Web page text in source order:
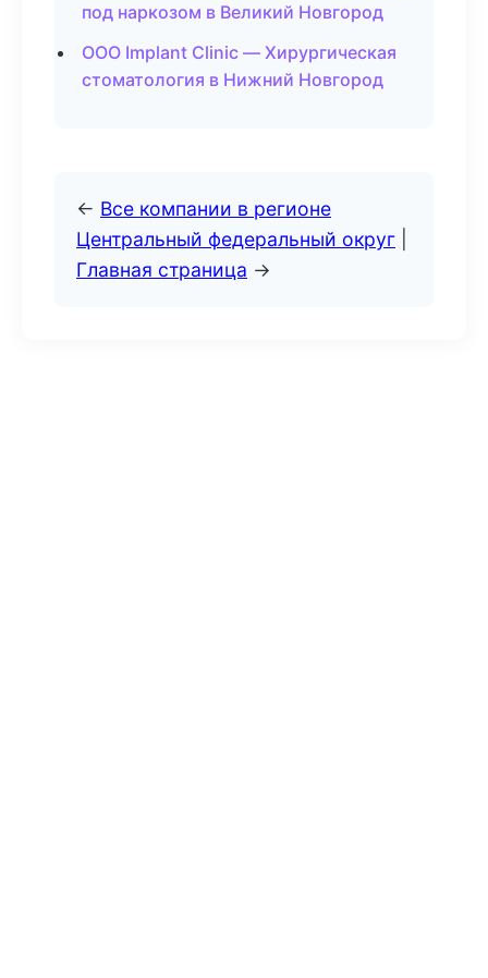
под наркозом в Великий Новгород
ООО Implant Clinic — Хирургическая
стоматология в Нижний Новгород
← Все компании в регионе
Центральный федеральный округ
Главная страница →